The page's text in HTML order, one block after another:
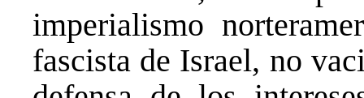
imperialismo
fascista de Israel, no